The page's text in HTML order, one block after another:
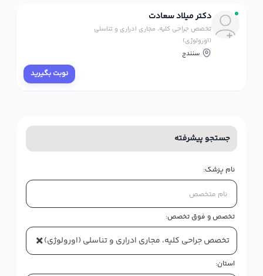
دکتر میلاد سعادت
تخصص جراحی کلیه، مجاری ادراری و تناسلی
(اورولوژی)
سنندج
نوبت بگیرید
جستجو پیشرفته
نام پزشک:
تخصص و فوق تخصص:
×تخصص جراحی کلیه، مجاری ادراری و تناسلی (اورولوژی)
استان: